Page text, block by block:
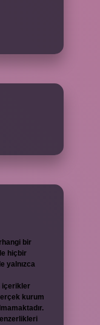
bir
hiçbir
yalnızca
içerikler
kurum